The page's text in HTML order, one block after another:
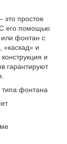
простое
его помощью
фонтан с
и
и
гарантируют
типа фонтана